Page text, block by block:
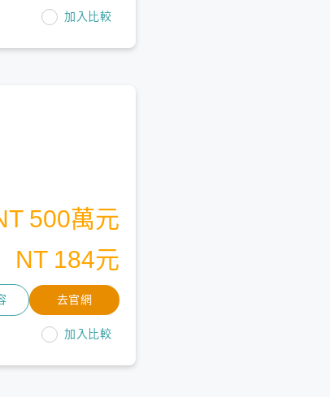
加入比較
500萬元
NT 184元
去官網
加入比較